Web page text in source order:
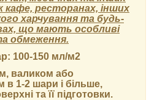
кафе, ресторанах, інших
харчування та будь-
що мають особливі
обмеження.
100-150 мл/м2
валиком або
1-2 шари і більше,
та її підготовки.